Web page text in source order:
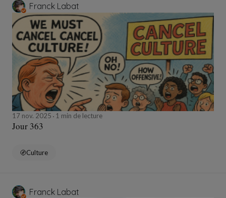
Franck Labat
17 nov. 2025 1 min de lecture
Jour 363
Culture
Franck Labat